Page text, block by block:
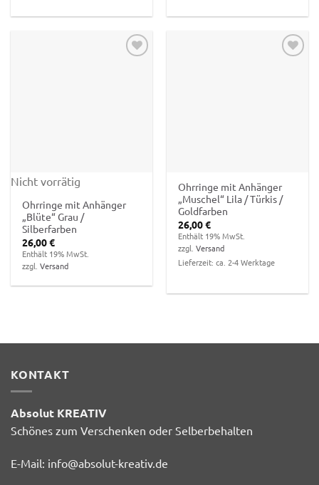
Nicht vorrätig
Ohrringe mit Anhänger
„Blüte“ Grau /
Silberfarben
26,00€
Enthält 19% MwSt.
zzgl.Versand
Ohrringe mit Anhänger
„Muschel“ Lila / Türkis /
Goldfarben
26,00€
Enthält 19% MwSt.
zzgl.Versand
Lieferzeit: ca. 2-4 Werktage
KONTAKT
Absolut KREATIV
Schönes zum Verschenken oder Selberbehalten
E-Mail: info@absolut-kreativ.de